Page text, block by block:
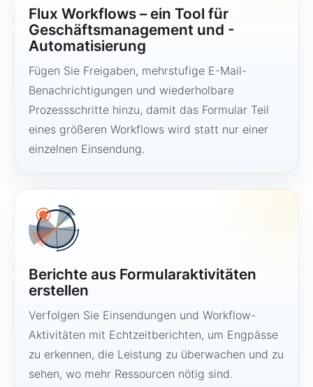
Flux Workflows – ein Tool für
Geschäftsmanagement und -
Automatisierung
Fügen Sie Freigaben, mehrstufige E-Mail-
Benachrichtigungen und wiederholbare
Prozessschritte hinzu, damit das Formular Teil
eines größeren Workflows wird statt nur einer
einzelnen Einsendung.
Berichte aus Formularaktivitäten
erstellen
Verfolgen Sie Einsendungen und Workflow-
Aktivitäten mit Echtzeitberichten, um Engpässe
zu erkennen, die Leistung zu überwachen und zu
sehen, wo mehr Ressourcen nötig sind.